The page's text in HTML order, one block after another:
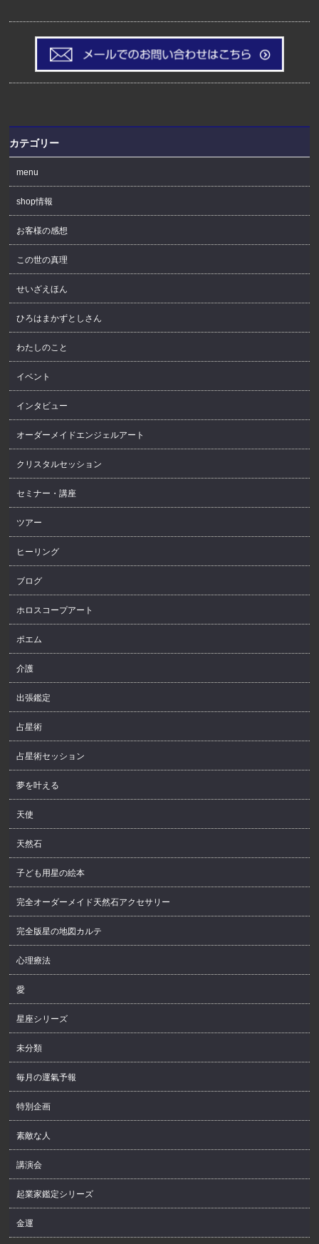
カテゴリー
menu
shop情報
お客様の感想
この世の真理
せいざえほん
ひろはまかずとしさん
わたしのこと
イベント
インタビュー
オーダーメイドエンジェルアート
クリスタルセッション
セミナー・講座
ツアー
ヒーリング
ブログ
ホロスコープアート
ポエム
介護
出張鑑定
占星術
占星術セッション
夢を叶える
天使
天然石
子ども用星の絵本
完全オーダーメイド天然石アクセサリー
完全版星の地図カルテ
心理療法
愛
星座シリーズ
未分類
毎月の運氣予報
特別企画
素敵な人
講演会
起業家鑑定シリーズ
金運